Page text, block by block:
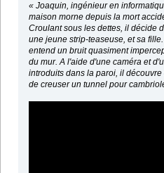
« Joaquin, ingénieur en
maison morne depuis la mort
Croulant sous les dettes, il décide
une jeune strip-teaseuse, et sa
entend un bruit quasiment
du mur. A l'aide d'une caméra et
introduits dans la paroi, il
de creuser un tunnel pour